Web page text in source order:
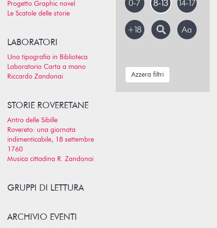
Progetto Graphic novel
Le Scatole delle storie
LABORATORI
Una tipografia in Biblioteca
Laboratorio Carta a mano
Riccardo Zandonai
STORIE ROVERETANE
Antro delle Sibille
Rovereto: una giornata
indimenticabile, 18 settembre
1760
Musica cittadina R. Zandonai
GRUPPI DI LETTURA
ARCHIVIO EVENTI
Azzera filtri